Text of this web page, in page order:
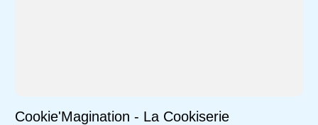
Cookie'Magination - La Cookiserie